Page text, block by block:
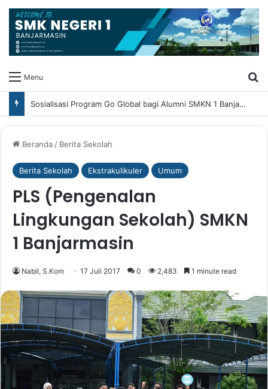
Menu
Sosialisasi Program Go Global bagi Alumni SMKN 1 Banjarmasin
Beranda/ Berita Sekolah
Berita Sekolah Ekstrakulikuler Umum
PLS (Pengenalan
Lingkungan Sekolah) SMKN
1 Banjarmasin
Nabil, S.Kom 17 Juli 2017 0 2,483 1 minute read